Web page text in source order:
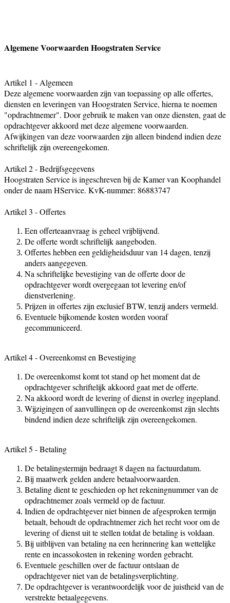
Algemene Voorwaarden Hoogstraten Service
Artikel 1 - Algemeen
Deze algemene voorwaarden zijn van toepassing op alle offertes,
diensten en leveringen van Hoogstraten Service, hierna te noemen
"opdrachtnemer". Door gebruik te maken van onze diensten, gaat de
opdrachtgever akkoord met deze algemene voorwaarden.
Afwijkingen van deze voorwaarden zijn alleen bindend indien deze
schriftelijk zijn overeengekomen.
Artikel 2 - Bedrijfsgegevens
Hoogstraten Service is ingeschreven bij de Kamer van Koophandel
onder de naam HService. KvK-nummer: 86883747
Artikel 3 - Offertes
Een offerteaanvraag is geheel vrijblijvend.
De offerte wordt schriftelijk aangeboden.
Offertes hebben een geldigheidsduur van 14 dagen, tenzij
anders aangegeven.
Na schriftelijke bevestiging van de offerte door de
opdrachtgever wordt overgegaan tot levering en/of
dienstverlening.
Prijzen in offertes zijn exclusief BTW, tenzij anders vermeld.
Eventuele bijkomende kosten worden vooraf
gecommuniceerd.
Artikel 4 - Overeenkomst en Bevestiging
De overeenkomst komt tot stand op het moment dat de
opdrachtgever schriftelijk akkoord gaat met de offerte.
Na akkoord wordt de levering of dienst in overleg ingepland.
Wijzigingen of aanvullingen op de overeenkomst zijn slechts
bindend indien deze schriftelijk zijn overeengekomen.
Artikel 5 - Betaling
De betalingstermijn bedraagt 8 dagen na factuurdatum.
Bij maatwerk gelden andere betaalvoorwaarden.
Betaling dient te geschieden op het rekeningnummer van de
opdrachtnemer zoals vermeld op de factuur.
Indien de opdrachtgever niet binnen de afgesproken termijn
betaalt, behoudt de opdrachtnemer zich het recht voor om de
levering of dienst uit te stellen totdat de betaling is voldaan.
Bij uitblijven van betaling na een herinnering kan wettelijke
rente en incassokosten in rekening worden gebracht.
Eventuele geschillen over de factuur ontslaan de
opdrachtgever niet van de betalingsverplichting.
De opdrachtgever is verantwoordelijk voor de juistheid van de
verstrekte betaalgegevens.